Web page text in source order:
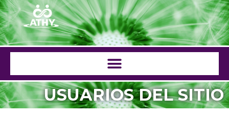
Saltar
al
contenido
USUARIOS DEL SITIO